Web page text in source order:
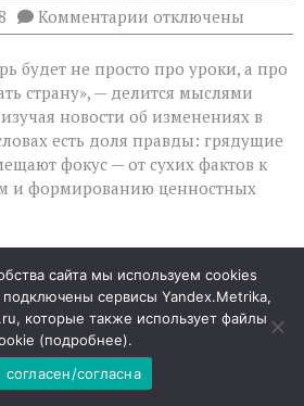
Комментарии к
записи
ждёт
школьников
1 сентября:
новые
акценты
в
учёбе
отключены
будет не просто про уроки, а про
страну», — делится мыслями
новости об изменениях в
есть доля правды: грядущие
фокус — от сухих фактов к
и формированию ценностных
подход к изучению
заметно меняется.
из расписания младших и
сайта мы используем cookies
подключены сервисы Yandex.Metrika,
которые также использует файлы
(подробнее).
согласен/согласна